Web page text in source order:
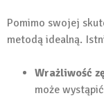
Pomimo swojej
metodą idealną.
Wrażliwość
może